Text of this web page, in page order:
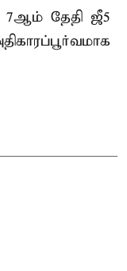
7ஆம் தேதி ஜீ5